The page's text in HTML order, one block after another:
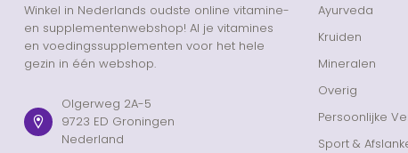
Winkel in Nederlands oudste online vitamine-
en supplementenwebshop! Al je vitamines
en voedingssupplementen voor het hele
gezin in één webshop.
Olgerweg 2A-5
9723 ED Groningen
Nederland
Ayurveda
Kruiden
Mineralen
Overig
Persoonlijke
Sport &